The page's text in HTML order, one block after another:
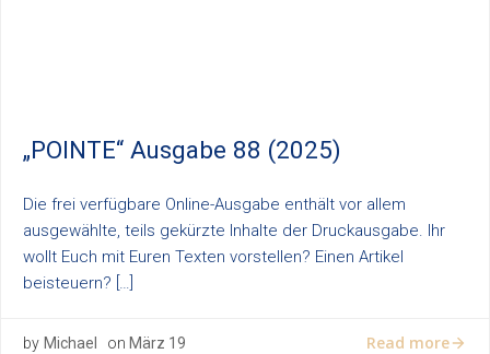
„POINTE“ Ausgabe 88 (2025)
Die frei verfügbare Online-Ausgabe enthält vor allem
ausgewählte, teils gekürzte Inhalte der Druckausgabe. Ihr
wollt Euch mit Euren Texten vorstellen? Einen Artikel
beisteuern? […]
by Michael on März 19 Read more